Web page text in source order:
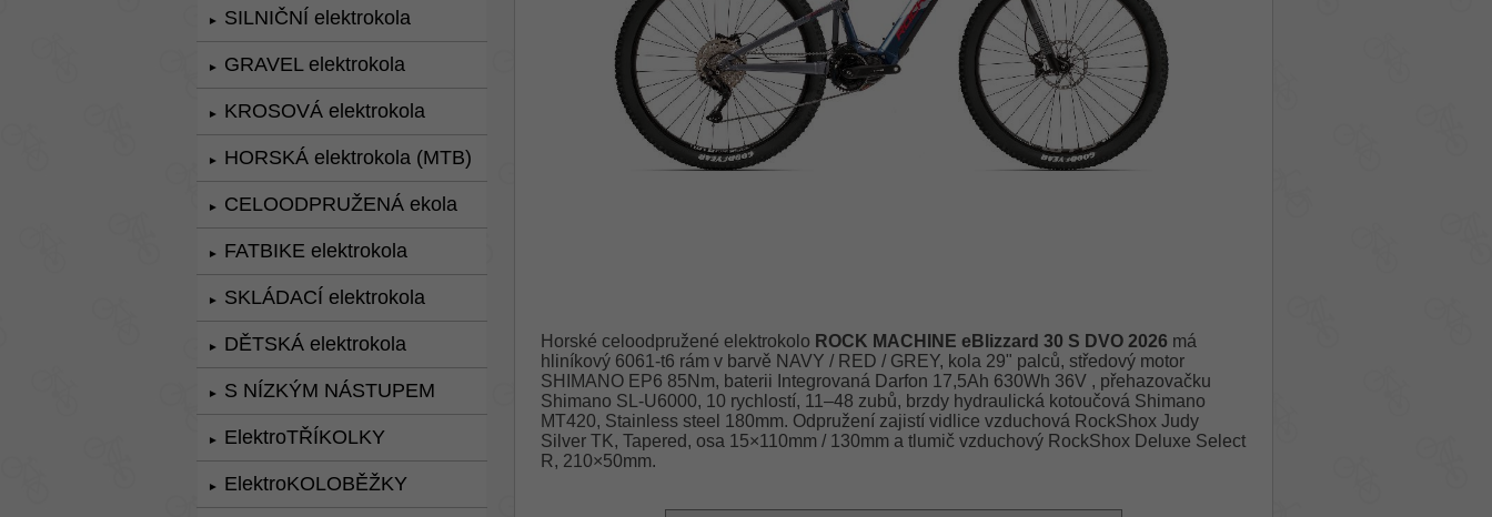
► SILNIČNÍ elektrokola
► GRAVEL elektrokola
► KROSOVÁ elektrokola
► HORSKÁ elektrokola (MTB)
► CELOODPRUŽENÁ ekola
► FATBIKE elektrokola
► SKLÁDACÍ elektrokola
► DĚTSKÁ elektrokola
► S NÍZKÝM NÁSTUPEM
► ElektroTŘÍKOLKY
► ElektroKOLOBĚŽKY
Horské celoodpružené elektrokolo ROCK MACHINE eBlizzard 30 S DVO 2026 má
hliníkový 6061-t6 rám v barvě NAVY / RED / GREY, kola 29" palců, středový motor
SHIMANO EP6 85Nm, baterii Integrovaná Darfon 17,5Ah 630Wh 36V , přehazovačku
Shimano SL-U6000, 10 rychlostí, 11–48 zubů, brzdy hydraulická kotoučová Shimano
MT420, Stainless steel 180mm. Odpružení zajistí vidlice vzduchová RockShox Judy
Silver TK, Tapered, osa 15×110mm / 130mm a tlumič vzduchový RockShox Deluxe Select
R, 210×50mm.